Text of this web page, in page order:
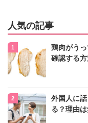
人気の記事
鶏肉がう
確認する
外国人に
る？理由